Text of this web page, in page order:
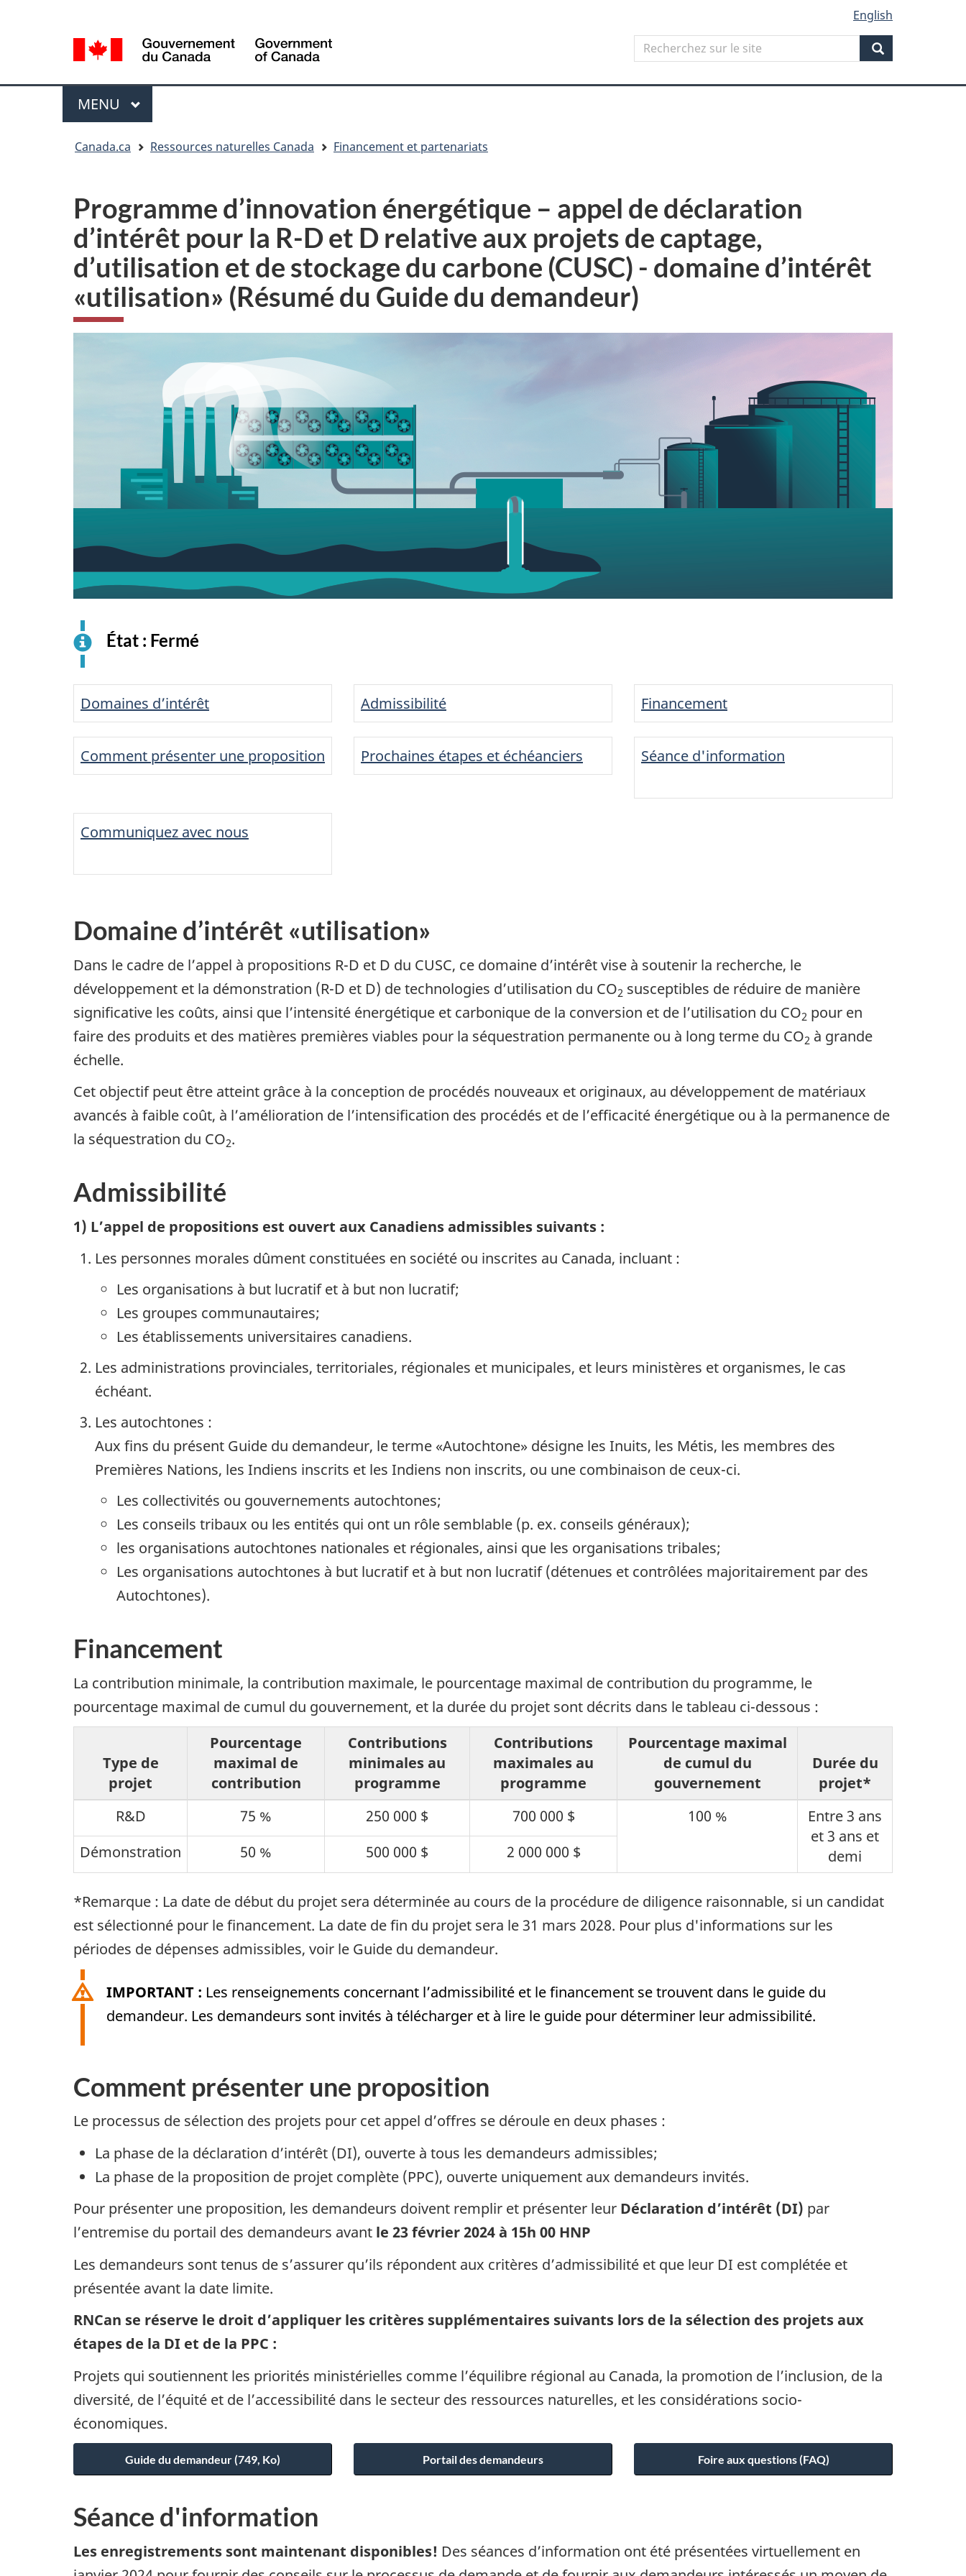
HTML
de
la
langue
selection
English
Search
Recherchez
sur
Search
Menu
MENU PRINCIPAL
Canada.ca Ressources naturelles Canada Financement et partenariats
Programme d’innovation énergétique – appel de déclaration
d’intérêt pour la R-D et D relative aux projets de captage,
d’utilisation et de stockage du carbone (CUSC) - domaine d’intérêt
«utilisation» (Résumé du Guide du demandeur)
État : Fermé
Domaines d’intérêt Admissibilité Financement
Comment présenter une proposition Prochaines étapes et échéanciers Séance d'information
Communiquez avec nous
Domaine d’intérêt «utilisation»
Dans le cadre de l’appel à propositions R-D et D du CUSC, ce domaine d’intérêt vise à soutenir la recherche, le
développement et la démonstration (R-D et D) de technologies d’utilisation du CO2 susceptibles de réduire de manière
significative les coûts, ainsi que l’intensité énergétique et carbonique de la conversion et de l’utilisation du CO2 pour en
faire des produits et des matières premières viables pour la séquestration permanente ou à long terme du CO2 à grande
échelle.
Cet objectif peut être atteint grâce à la conception de procédés nouveaux et originaux, au développement de matériaux
avancés à faible coût, à l’amélioration de l’intensification des procédés et de l’efficacité énergétique ou à la permanence de
la séquestration du CO2.
Admissibilité
1) L’appel de propositions est ouvert aux Canadiens admissibles suivants :
Les personnes morales dûment constituées en société ou inscrites au Canada, incluant :
Les organisations à but lucratif et à but non lucratif;
Les groupes communautaires;
Les établissements universitaires canadiens.
Les administrations provinciales, territoriales, régionales et municipales, et leurs ministères et organismes, le cas
échéant.
Les autochtones :
Aux fins du présent Guide du demandeur, le terme «Autochtone» désigne les Inuits, les Métis, les membres des
Premières Nations, les Indiens inscrits et les Indiens non inscrits, ou une combinaison de ceux-ci.
Les collectivités ou gouvernements autochtones;
Les conseils tribaux ou les entités qui ont un rôle semblable (p. ex. conseils généraux);
les organisations autochtones nationales et régionales, ainsi que les organisations tribales;
Les organisations autochtones à but lucratif et à but non lucratif (détenues et contrôlées majoritairement par des
Autochtones).
Financement
La contribution minimale, la contribution maximale, le pourcentage maximal de contribution du programme, le
pourcentage maximal de cumul du gouvernement, et la durée du projet sont décrits dans le tableau ci-dessous :
Type de
projet
Pourcentage
maximal de
contribution
Contributions
minimales au
programme
Contributions
maximales au
programme
Pourcentage maximal
de cumul du
gouvernement
Durée du
projet*
R&D
75 % 250 000 $ 700 000 $ 100 %
Entre 3 ans
et 3 ans et
demi
Démonstration 50 % 500 000 $ 2 000 000 $
*Remarque : La date de début du projet sera déterminée au cours de la procédure de diligence raisonnable, si un candidat
est sélectionné pour le financement. La date de fin du projet sera le 31 mars 2028. Pour plus d'informations sur les
périodes de dépenses admissibles, voir le Guide du demandeur.
IMPORTANT : Les renseignements concernant l’admissibilité et le financement se trouvent dans le guide du
demandeur. Les demandeurs sont invités à télécharger et à lire le guide pour déterminer leur admissibilité.
Comment présenter une proposition
Le processus de sélection des projets pour cet appel d’offres se déroule en deux phases :
La phase de la déclaration d’intérêt (DI), ouverte à tous les demandeurs admissibles;
La phase de la proposition de projet complète (PPC), ouverte uniquement aux demandeurs invités.
Pour présenter une proposition, les demandeurs doivent remplir et présenter leur Déclaration d’intérêt (DI) par
l’entremise du portail des demandeurs avant le 23 février 2024 à 15h 00 HNP
Les demandeurs sont tenus de s’assurer qu’ils répondent aux critères d’admissibilité et que leur DI est complétée et
présentée avant la date limite.
RNCan se réserve le droit d’appliquer les critères supplémentaires suivants lors de la sélection des projets aux
étapes de la DI et de la PPC :
Projets qui soutiennent les priorités ministérielles comme l’équilibre régional au Canada, la promotion de l’inclusion, de la
diversité, de l’équité et de l’accessibilité dans le secteur des ressources naturelles, et les considérations socio-
économiques.
Guide du demandeur (749, Ko) Portail des demandeurs Foire aux questions (FAQ)
Séance d'information
Les enregistrements sont maintenant disponibles! Des séances d’information ont été présentées virtuellement en